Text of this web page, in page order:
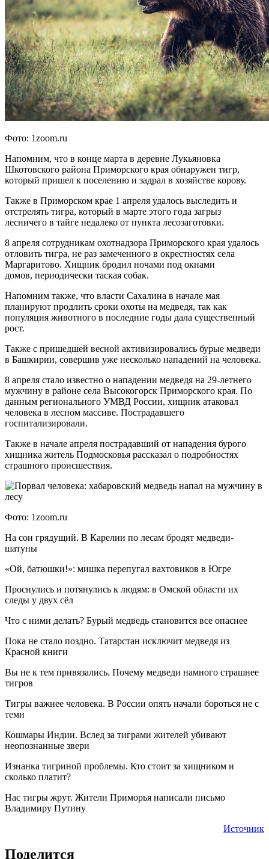
Фото: 1zoom.ru
Напомним, что в конце марта в деревне Лукьяновка
Шкотовского района Приморского края обнаружен тигр,
который пришел к поселению и задрал в хозяйстве корову.
Также в Приморском крае 1 апреля удалось выследить и
отстрелять тигра, который в марте этого года загрыз
лесничего в тайге недалеко от пункта лесозаготовки.
8 апреля сотрудникам охотнадзора Приморского края удалось
отловить тигра, не раз замеченного в окрестностях села
Маргаритово. Хищник бродил ночами под окнами
домов, периодически таская собак.
Напомним также, что власти Сахалина в начале мая
планируют продлить сроки охоты на медведя, так как
популяция животного в последние годы дала существенный
рост.
Также с пришедшей весной активизировались бурые медведи
в Башкирии, совершив уже несколько нападений на человека.
8 апреля стало известно о нападении медведя на 29-летнего
мужчину в районе села Высокогорск Приморского края. По
данным регионального УМВД России, хищник атаковал
человека в лесном массиве. Пострадавшего
госпитализировали.
Также в начале апреля пострадавший от нападения бурого
хищника житель Подмосковья рассказал о подробностях
страшного происшествия.
Фото: 1zoom.ru
На сон грядущий. В Карелии по лесам бродят медведи-
шатуны
«Ой, батюшки!»: мишка перепугал вахтовиков в Югре
Проснулись и потянулись к людям: в Омской области их
следы у двух сёл
Что с ними делать? Бурый медведь становится все опаснее
Пока не стало поздно. Татарстан исключит медведя из
Красной книги
Вы не к тем привязались. Почему медведи намного страшнее
тигров
Тигры важнее человека. В России опять начали бороться не с
теми
Кошмары Индии. Вслед за тиграми жителей убивают
неопознанные звери
Изнанка тигриной проблемы. Кто стоит за хищником и
сколько платит?
Нас тигры жрут. Жители Приморья написали письмо
Владимиру Путину
Источник
Поделится